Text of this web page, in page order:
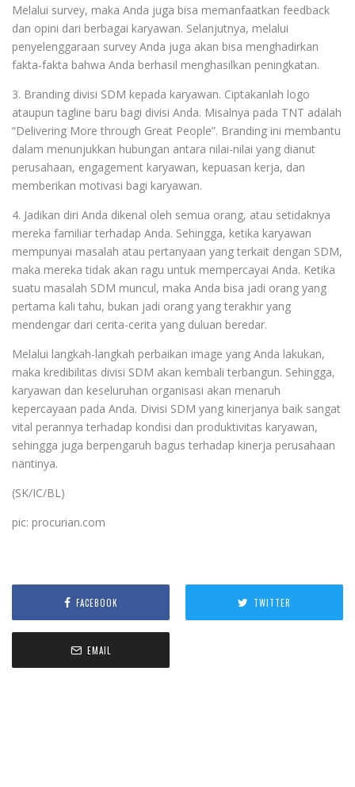
Melalui survey, maka Anda juga bisa memanfaatkan feedback
dan opini dari berbagai karyawan. Selanjutnya, melalui
penyelenggaraan survey Anda juga akan bisa menghadirkan
fakta-fakta bahwa Anda berhasil menghasilkan peningkatan.
3. Branding divisi SDM kepada karyawan. Ciptakanlah logo
ataupun tagline baru bagi divisi Anda. Misalnya pada TNT adalah
“Delivering More through Great People”. Branding ini membantu
dalam menunjukkan hubungan antara nilai-nilai yang dianut
perusahaan, engagement karyawan, kepuasan kerja, dan
memberikan motivasi bagi karyawan.
4. Jadikan diri Anda dikenal oleh semua orang, atau setidaknya
mereka familiar terhadap Anda. Sehingga, ketika karyawan
mempunyai masalah atau pertanyaan yang terkait dengan SDM,
maka mereka tidak akan ragu untuk mempercayai Anda. Ketika
suatu masalah SDM muncul, maka Anda bisa jadi orang yang
pertama kali tahu, bukan jadi orang yang terakhir yang
mendengar dari cerita-cerita yang duluan beredar.
Melalui langkah-langkah perbaikan image yang Anda lakukan,
maka kredibilitas divisi SDM akan kembali terbangun. Sehingga,
karyawan dan keseluruhan organisasi akan menaruh
kepercayaan pada Anda. Divisi SDM yang kinerjanya baik sangat
vital perannya terhadap kondisi dan produktivitas karyawan,
sehingga juga berpengaruh bagus terhadap kinerja perusahaan
nantinya.
(SK/IC/BL)
pic: procurian.com
FACEBOOK TWITTER
EMAIL